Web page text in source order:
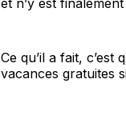
Ce qu’il a fait,
vacances gratuites